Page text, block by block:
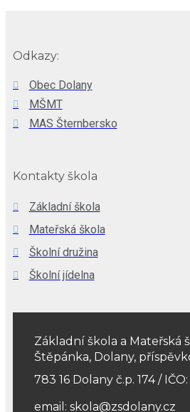
Odkazy:
Obec Dolany
MŠMT
MAS Šternbersko
Kontakty škola
Základní škola
Mateřská škola
Školní družina
Školní jídelna
Základní škola a Mateřská
Štěpánka, Dolany,
783 16 Dolany č.p. 174 /
email: skola@zsdolany.cz